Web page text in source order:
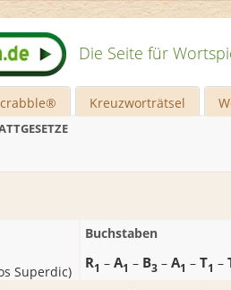
Die Seite für
Kreuzworträtsel
Buchstaben
Superdic) R1 – A1 – B3 – A1 – T1 –